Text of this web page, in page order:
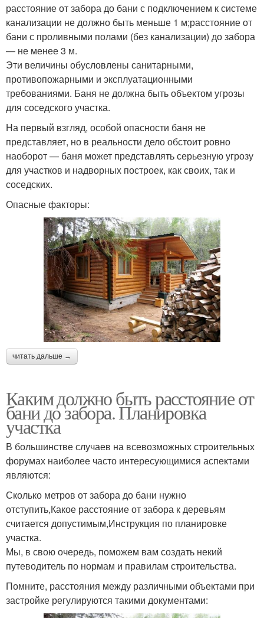
расстояние от забора до бани с подключением к системе
канализации не должно быть меньше 1 м;расстояние от
бани с проливными полами (без канализации) до забора
— не менее 3 м.
Эти величины обусловлены санитарными,
противопожарными и эксплуатационными
требованиями. Баня не должна быть объектом угрозы
для соседского участка.
На первый взгляд, особой опасности баня не
представляет, но в реальности дело обстоит ровно
наоборот — баня может представлять серьезную угрозу
для участков и надворных построек, как своих, так и
соседских.
Опасные факторы:
читать дальше →
Каким должно быть расстояние от
бани до забора. Планировка
участка
В большинстве случаев на всевозможных строительных
форумах наиболее часто интересующимися аспектами
являются:
Сколько метров от забора до бани нужно
отступить,Какое расстояние от забора к деревьям
считается допустимым,Инструкция по планировке
участка.
Мы, в свою очередь, поможем вам создать некий
путеводитель по нормам и правилам строительства.
Помните, расстояния между различными объектами при
застройке регулируются такими документами: